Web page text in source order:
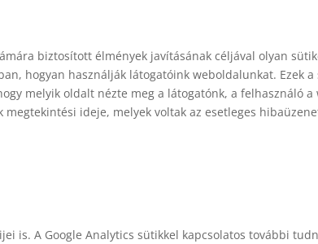
biztosított élmények javításának céljával olyan
hogyan használják látogatóink weboldalunkat. Ezek
melyik oldalt nézte meg a látogatónk, a felhasználó
ideje, melyek voltak az esetleges
is. A Google Analytics sütikkel kapcsolatos további